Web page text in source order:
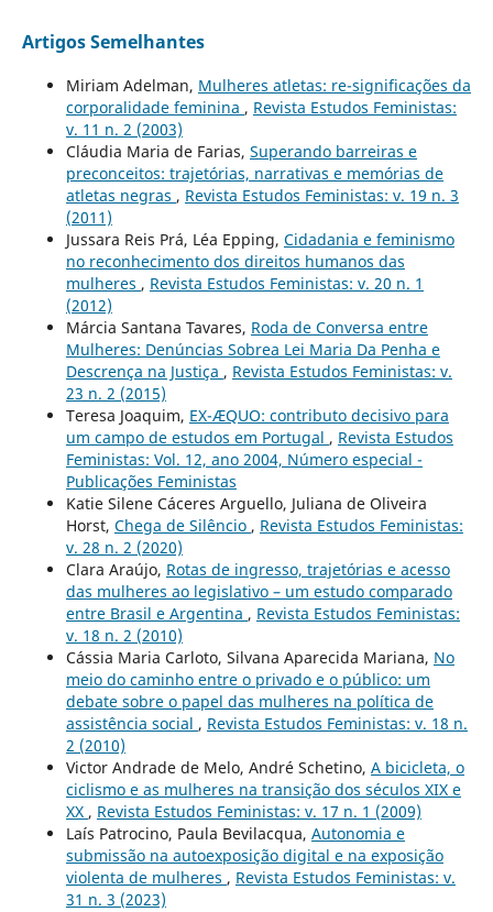
Artigos Semelhantes
Miriam Adelman, Mulheres atletas: re-significações da
corporalidade feminina , Revista Estudos Feministas:
v. 11 n. 2 (2003)
Cláudia Maria de Farias, Superando barreiras e
preconceitos: trajetórias, narrativas e memórias de
atletas negras , Revista Estudos Feministas: v. 19 n. 3
(2011)
Jussara Reis Prá, Léa Epping, Cidadania e feminismo
no reconhecimento dos direitos humanos das
mulheres , Revista Estudos Feministas: v. 20 n. 1
(2012)
Márcia Santana Tavares, Roda de Conversa entre
Mulheres: Denúncias Sobrea Lei Maria Da Penha e
Descrença na Justiça , Revista Estudos Feministas: v.
23 n. 2 (2015)
Teresa Joaquim, EX-ÆQUO: contributo decisivo para
um campo de estudos em Portugal , Revista Estudos
Feministas: Vol. 12, ano 2004, Número especial -
Publicações Feministas
Katie Silene Cáceres Arguello, Juliana de Oliveira
Horst, Chega de Silêncio , Revista Estudos Feministas:
v. 28 n. 2 (2020)
Clara Araújo, Rotas de ingresso, trajetórias e acesso
das mulheres ao legislativo – um estudo comparado
entre Brasil e Argentina , Revista Estudos Feministas:
v. 18 n. 2 (2010)
Cássia Maria Carloto, Silvana Aparecida Mariana, No
meio do caminho entre o privado e o público: um
debate sobre o papel das mulheres na política de
assistência social , Revista Estudos Feministas: v. 18 n.
2 (2010)
Victor Andrade de Melo, André Schetino, A bicicleta, o
ciclismo e as mulheres na transição dos séculos XIX e
XX , Revista Estudos Feministas: v. 17 n. 1 (2009)
Laís Patrocino, Paula Bevilacqua, Autonomia e
submissão na autoexposição digital e na exposição
violenta de mulheres , Revista Estudos Feministas: v.
31 n. 3 (2023)